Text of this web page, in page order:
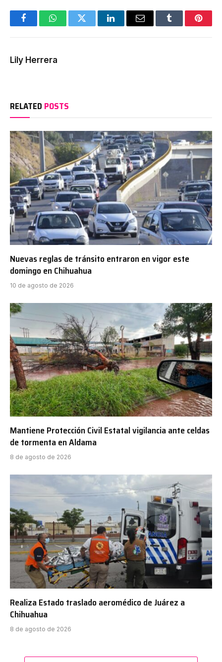
FacebookWhatsAppTwitter LinkedInEmail Tumblr
Lily Herrera
RELATED POSTS
Nuevas reglas de tránsito entraron en vigor este
domingo en Chihuahua
10 de agosto de 2026
Mantiene Protección Civil Estatal vigilancia ante celdas
de tormenta en Aldama
8 de agosto de 2026
Realiza Estado traslado aeromédico de Juárez a
Chihuahua
8 de agosto de 2026